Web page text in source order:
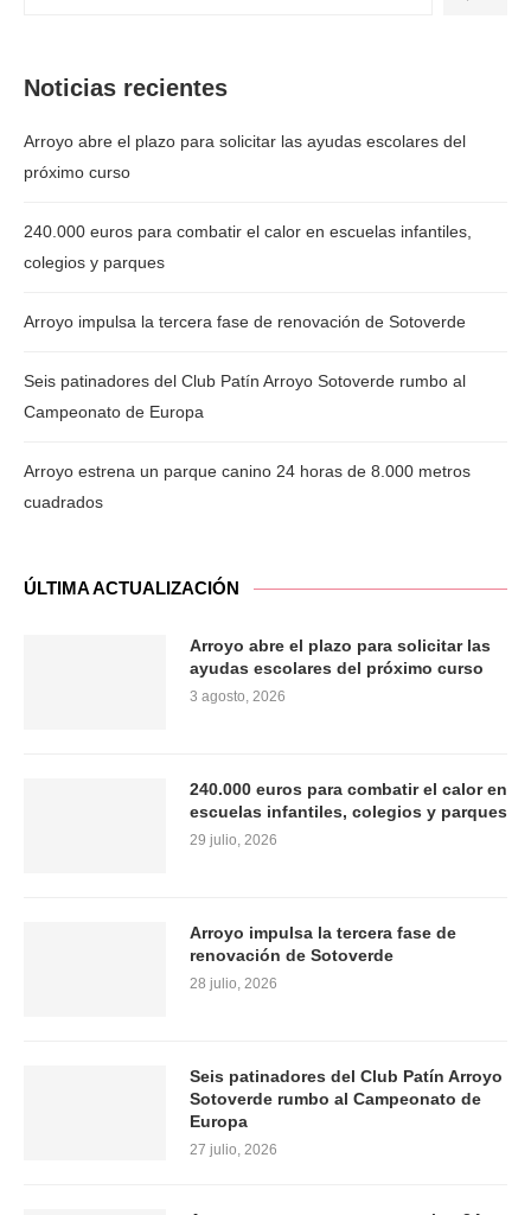
Noticias recientes
Arroyo abre el plazo para solicitar las ayudas escolares del
próximo curso
240.000 euros para combatir el calor en escuelas infantiles,
colegios y parques
Arroyo impulsa la tercera fase de renovación de Sotoverde
Seis patinadores del Club Patín Arroyo Sotoverde rumbo al
Campeonato de Europa
Arroyo estrena un parque canino 24 horas de 8.000 metros
cuadrados
ÚLTIMA ACTUALIZACIÓN
Arroyo abre el plazo para solicitar las
ayudas escolares del próximo curso
3 agosto, 2026
240.000 euros para combatir el calor en
escuelas infantiles, colegios y parques
29 julio, 2026
Arroyo impulsa la tercera fase de
renovación de Sotoverde
28 julio, 2026
Seis patinadores del Club Patín Arroyo
Sotoverde rumbo al Campeonato de
Europa
27 julio, 2026